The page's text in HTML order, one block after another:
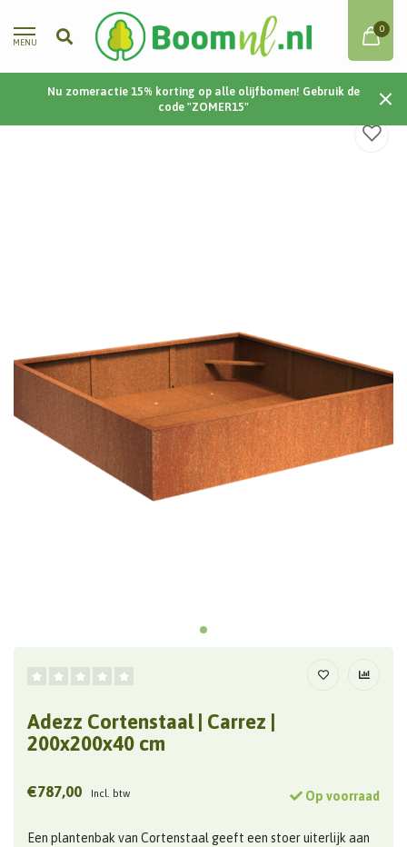
MENU
0
Nu zomeractie 15% korting op alle olijfbomen! Gebruik de
code "ZOMER15"
Home / Cortenstaal | Carrez | 200x200x40 cm
Adezz Cortenstaal | Carrez |
200x200x40 cm
€787,00 Incl. btw Op voorraad
Een plantenbak van Cortenstaal geeft een stoer uiterlijk aan